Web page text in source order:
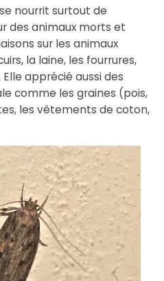
nourrit surtout de
des animaux morts et
sur les animaux
la laine, les fourrures,
apprécié aussi des
comme les graines (pois,
les vêtements de coton,